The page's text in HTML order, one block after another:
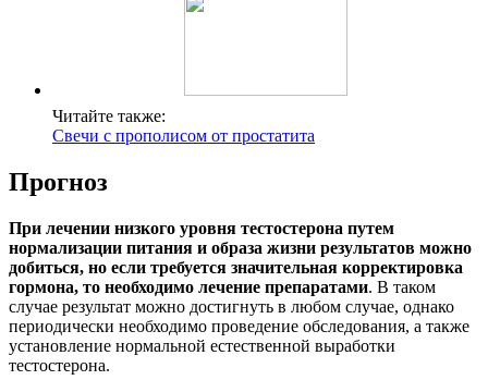
Читайте также:
Свечи с прополисом от простатита
Прогноз
При лечении низкого уровня тестостерона путем
нормализации питания и образа жизни результатов можно
добиться, но если требуется значительная корректировка
гормона, то необходимо лечение препаратами. В таком
случае результат можно достигнуть в любом случае, однако
периодически необходимо проведение обследования, а также
установление нормальной естественной выработки
тестостерона.